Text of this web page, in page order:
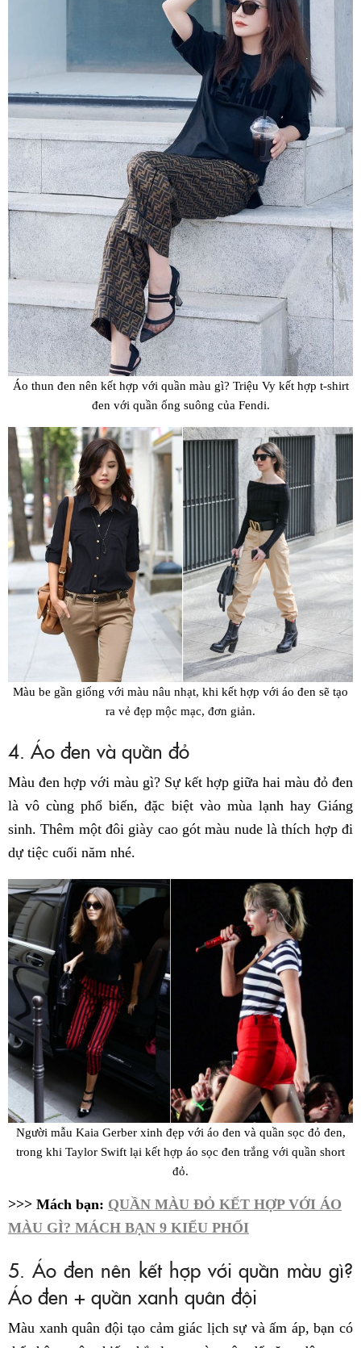
Áo thun đen nên kết hợp với quần màu gì? Triệu Vy kết hợp t-shirt
đen với quần ống suông của Fendi.
Màu be gần giống với màu nâu nhạt, khi kết hợp với áo đen sẽ tạo
ra vẻ đẹp mộc mạc, đơn giản.
4. Áo đen và quần đỏ
Màu đen hợp với màu gì? Sự kết hợp giữa hai màu đỏ đen
là vô cùng phổ biến, đặc biệt vào mùa lạnh hay Giáng
sinh. Thêm một đôi giày cao gót màu nude là thích hợp đi
dự tiệc cuối năm nhé.
Người mẫu Kaia Gerber xinh đẹp với áo đen và quần sọc đỏ đen,
trong khi Taylor Swift lại kết hợp áo sọc đen trắng với quần short
đỏ.
>>> Mách bạn: QUẦN MÀU ĐỎ KẾT HỢP VỚI ÁO
MÀU GÌ? MÁCH BẠN 9 KIỂU PHỐI
5. Áo đen nên kết hợp với quần màu gì?
Áo đen + quần xanh quân đội
Màu xanh quân đội tạo cảm giác lịch sự và ấm áp, bạn có